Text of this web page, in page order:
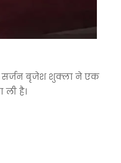
सर्जन बृजेश शुक्ला ने एक
है।